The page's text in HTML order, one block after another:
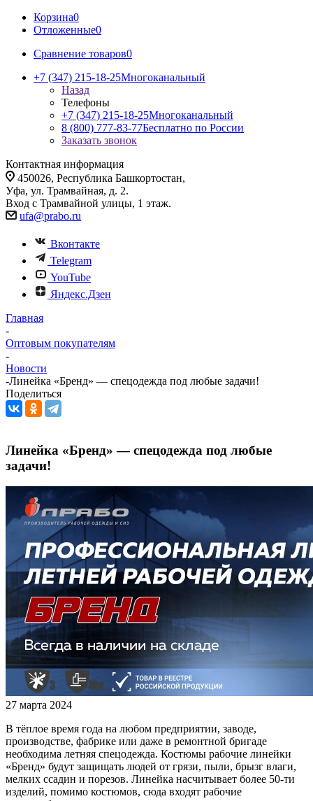
Корзина0
Отложенные0
Сравнение товаров0
+7 (347) 215-18-25Многоканальный
Назад
Телефоны
+7 (347) 215-18-25Многоканальный
8 (800) 777-83-77Бесплатно по России
Заказать звонок
Контактная информация
450026, Республика Башкортостан,
Уфа, ул. Трамвайная, д. 2.
Вход с Трамвайной улицы, 1 этаж.
ufa@prabo.ru
Вконтакте
Telegram
YouTube
Яндекс.Дзен
Главная
-
Оптовым покупателям
-
Новости
-Линейка «Бренд» — спецодежда под любые задачи!
Поделиться
Линейка «Бренд» — спецодежда под любые
задачи!
27 марта 2024
В тёплое время года на любом предприятии, заводе,
производстве, фабрике или даже в ремонтной бригаде
необходима летняя спецодежда. Костюмы рабочие линейки
«Бренд» будут защищать людей от грязи, пыли, брызг влаги,
мелких ссадин и порезов. Линейка насчитывает более 50-ти
изделий, помимо костюмов, сюда входят рабочие